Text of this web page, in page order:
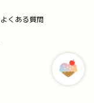
よくある質問